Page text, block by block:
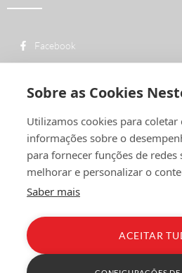
Sobre as Cookies
Utilizamos cookies para coletar
informações sobre o
para fornecer funções de redes
melhorar e personalizar o
Saber mais
ACEITAR
Facebook
nacional
Rua de Outeiro nº 2132
4760-312 Vila Nova de Famalicão
Política de PrivacidadeCondições